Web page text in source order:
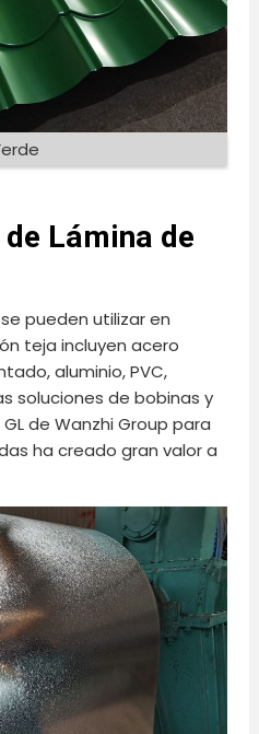
Lámina de
pueden utilizar en
teja incluyen acero
aluminio, PVC,
soluciones de bobinas y
GL de Wanzhi Group para
ha creado gran valor a